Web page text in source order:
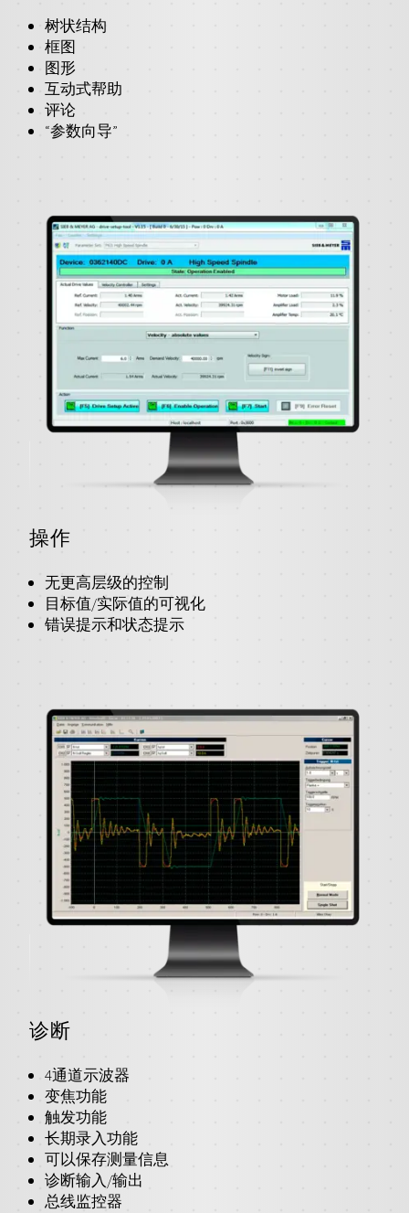
树状结构
框图
图形
互动式帮助
评论
“参数向导”
操作
无更高层级的控制
目标值/实际值的可视化
错误提示和状态提示
诊断
4通道示波器
变焦功能
触发功能
长期录入功能
可以保存测量信息
诊断输入/输出
总线监控器